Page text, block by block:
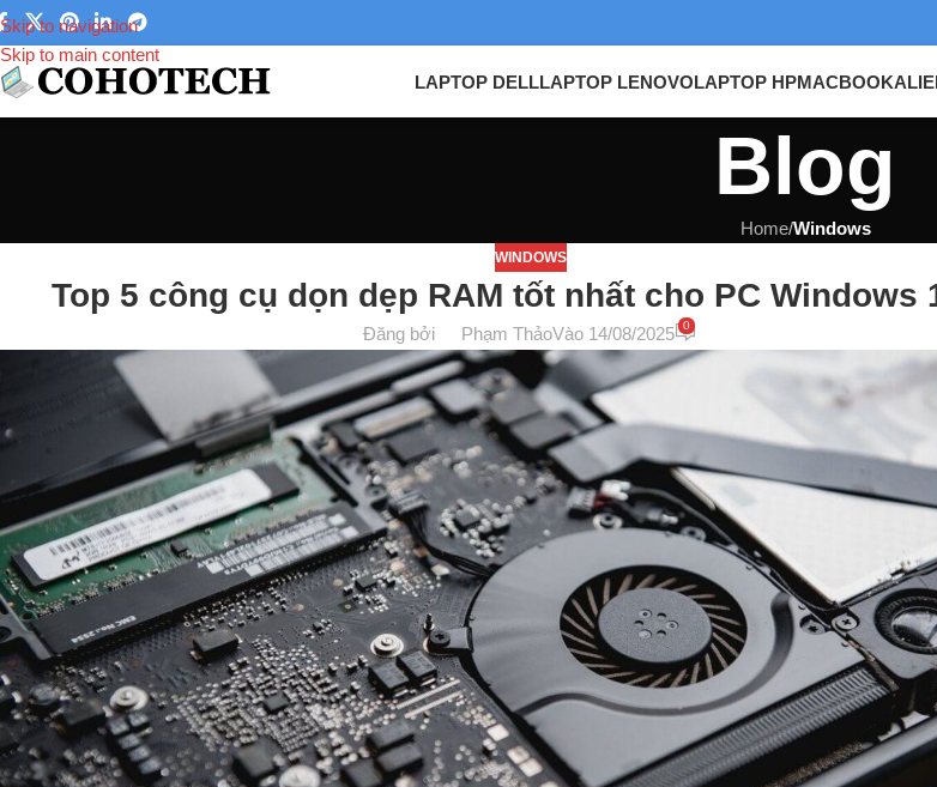
Skip to navigation
Skip to main content
LAPTOP DELLLAPTOP LENOVOLAPTOP HPMACBOOK
Blog
Home/Windows
WINDOWS
Top 5 công cụ dọn dẹp RAM tốt nhất cho PC Windows
Đăng bởi Phạm ThảoVào 14/08/2025 0